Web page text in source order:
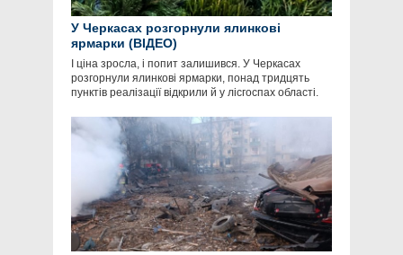
У Черкасах розгорнули ялинкові
ярмарки (ВІДЕО)
І ціна зросла, і попит залишився. У Черкасах
розгорнули ялинкові ярмарки, понад тридцять
пунктів реалізації відкрили й у лісгоспах області.